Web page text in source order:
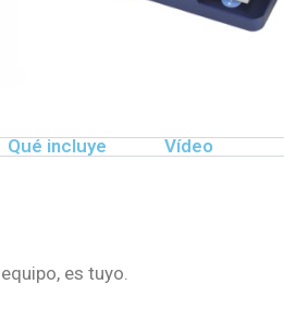
Qué incluye Vídeo
es tuyo.